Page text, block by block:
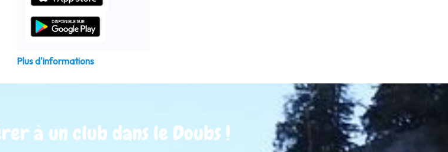
Plus d'informations
à un club dans le Doubs !